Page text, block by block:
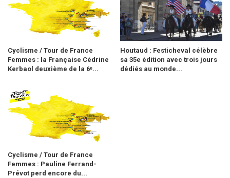
Cyclisme / Tour de France
Femmes : la Française Cédrine
Kerbaol deuxième de la 6ᵉ...
Houtaud : Festicheval célèbre
sa 35e édition avec trois jours
dédiés au monde...
Cyclisme / Tour de France
Femmes : Pauline Ferrand-
Prévot perd encore du...